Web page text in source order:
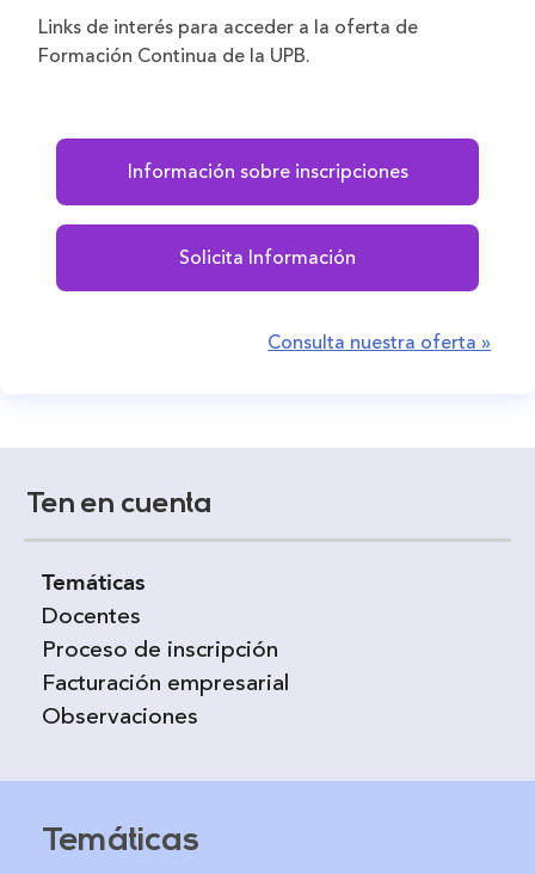
Links de interés para acceder a la oferta de
Formación Continua de la UPB.
Información sobre inscripciones
Solicita Información
Consulta nuestra oferta »
Ten en cuenta
Temáticas
Docentes
Proceso de inscripción
Facturación empresarial
Observaciones
Temáticas